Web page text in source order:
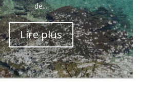
de...
Lire plus